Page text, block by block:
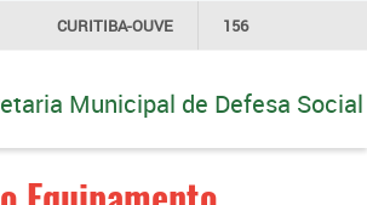
CURITIBA-OUVE 156